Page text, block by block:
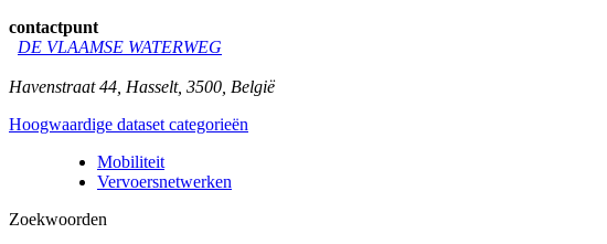
contactpunt
DE VLAAMSE WATERWEG
Havenstraat 44 Hasselt, 3500 België
Hoogwaardige dataset categorieën
Mobiliteit
Vervoersnetwerken
Zoekwoorden